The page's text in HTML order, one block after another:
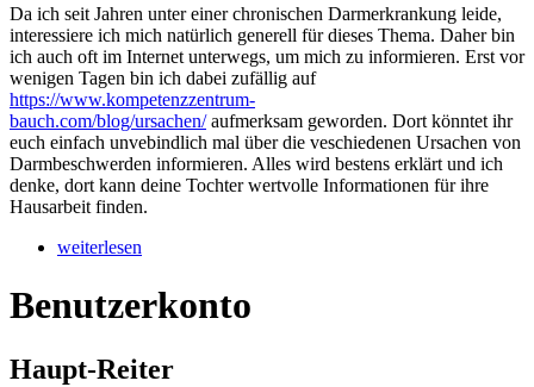
Da ich seit Jahren unter einer chronischen Darmerkrankung leide,
interessiere ich mich natürlich generell für dieses Thema. Daher bin
ich auch oft im Internet unterwegs, um mich zu informieren. Erst vor
wenigen Tagen bin ich dabei zufällig auf
https://www.kompetenzzentrum-
bauch.com/blog/ursachen/aufmerksam geworden. Dort könntet ihr
euch einfach unvebindlich mal über die veschiedenen Ursachen von
Darmbeschwerden informieren. Alles wird bestens erklärt und ich
denke, dort kann deine Tochter wertvolle Informationen für ihre
Hausarbeit finden.
weiterlesen
Benutzerkonto
Haupt-Reiter